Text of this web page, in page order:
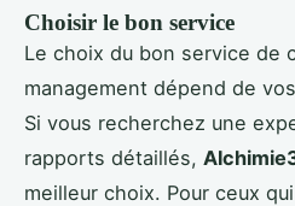
Choisir le bon service
Le choix du bon service de
management dépend de
Si vous recherchez une
rapports détaillés,
meilleur choix. Pour ceux